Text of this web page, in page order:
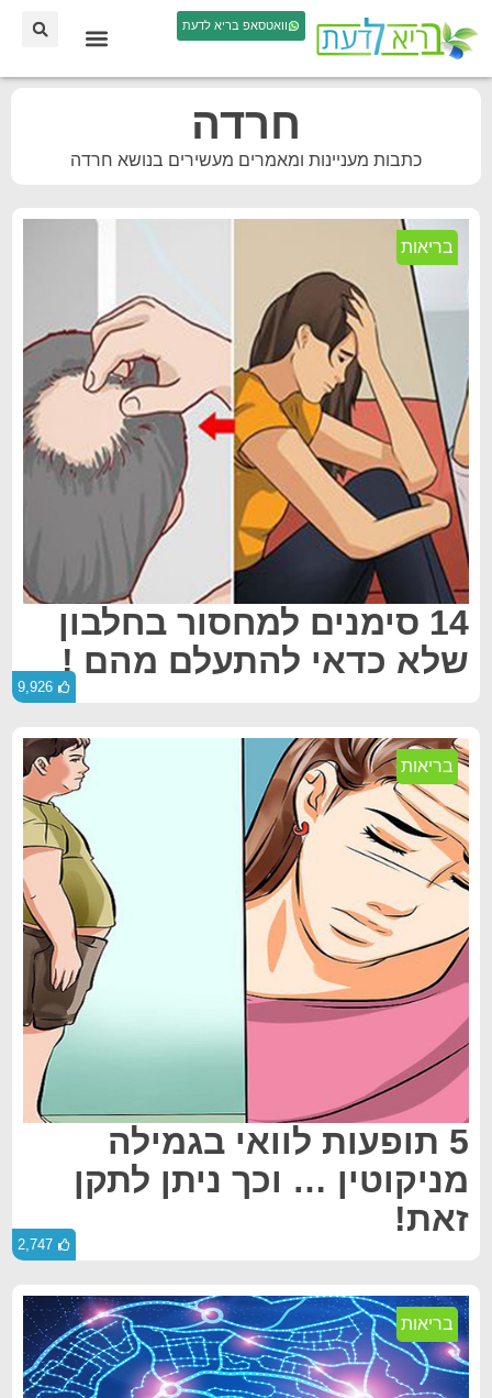
וואטסאפ בריא לדעת
חרדה
כתבות מעניינות ומאמרים מעשירים בנושא חרדה
בריאות
14 סימנים למחסור בחלבון
שלא כדאי להתעלם מהם !
9,926
בריאות
5 תופעות לוואי בגמילה
מניקוטין … וכך ניתן לתקן
זאת!
2,747
בריאות